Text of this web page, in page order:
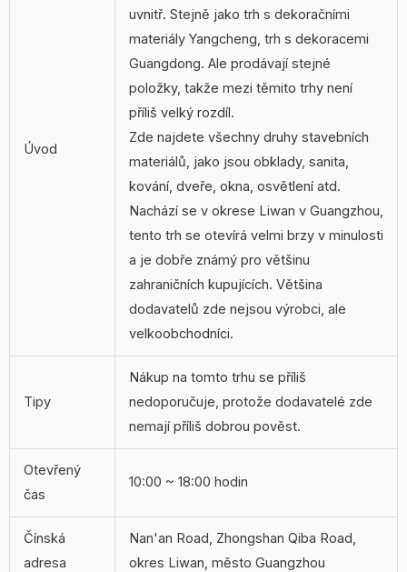
Úvod
uvnitř. Stejně jako trh s dekoračními
materiály Yangcheng, trh s dekoracemi
Guangdong. Ale prodávají stejné
položky, takže mezi těmito trhy není
příliš velký rozdíl.
Zde najdete všechny druhy stavebních
materiálů, jako jsou obklady, sanita,
kování, dveře, okna, osvětlení atd.
Nachází se v okrese Liwan v Guangzhou,
tento trh se otevírá velmi brzy v minulosti
a je dobře známý pro většinu
zahraničních kupujících. Většina
dodavatelů zde nejsou výrobci, ale
velkoobchodníci.
Tipy
Nákup na tomto trhu se příliš
nedoporučuje, protože dodavatelé zde
nemají příliš dobrou pověst.
Otevřený
čas
10:00 ~ 18:00 hodin
Čínská
adresa
Nan'an Road, Zhongshan Qiba Road,
okres Liwan, město Guangzhou